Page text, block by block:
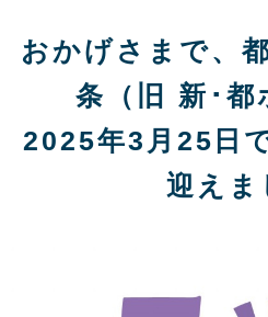
おかげさまで、
条（旧 新･都
2025年3月25日
迎えま